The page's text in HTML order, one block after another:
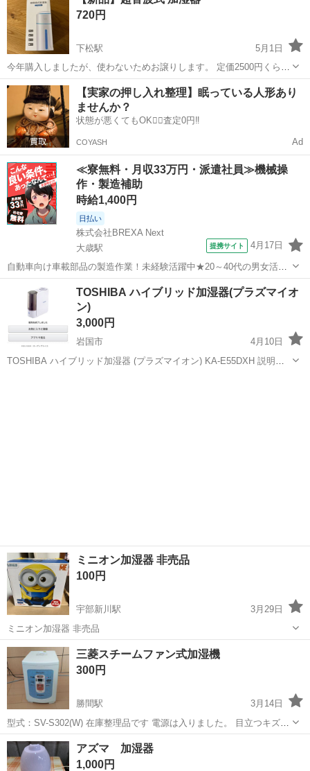
720円
下松駅
5月1日
今年購入しましたが、使わないためお譲りします。 定価2500円くらい
でした。
山口 下松市 下松駅 季節、空調家電 新品
【実家の押し入れ整理】眠っている人形あり
ませんか？
状態が悪くてもOK🙆‍♀️査定0円‼️
COYASH Ad
≪寮無料・月収33万円・派遣社員≫機械操
作・製造補助
時給1,400円
日払い
株式会社BREXA Next
大歳駅
提携サイト 4月17日
自動車向け車載部品の製造作業！未経験活躍中★20～40代の男女活躍
中！友達同士での応募OK！備品付きワンルーム寮費無料！赴任旅費会
社負担！生活支援物資事前対応可◎格安食堂利用可！年間休日135日
♪《山口県山口市》 人気の工...
山口市 大歳駅 その他
TOSHIBA ハイブリッド加湿器(プラズマイオ
ン)
3,000円
岩国市
4月10日
TOSHIBA ハイブリッド加湿器 (プラズマイオン) KA-E55DXH 説明書
ミニオン加湿器 非売品
100円
宇部新川駅
3月29日
ミニオン加湿器 非売品
山口 宇部市 宇部新川駅 季節、空調家電
三菱スチームファン式加湿機
300円
勝間駅
3月14日
型式：SV-S302(W) 在庫整理品です 電源は入りました。 目立つキズ等
は見当たりません。 あくまでも中古品ですのでご理解の上ご検討くだ
さい。 付属品：電源ケーブル 画像にあるものがすべてになり
ます。 イオン有...
山口 周南市 勝間駅 季節、空調家電
アズマ 加湿器
1,000円